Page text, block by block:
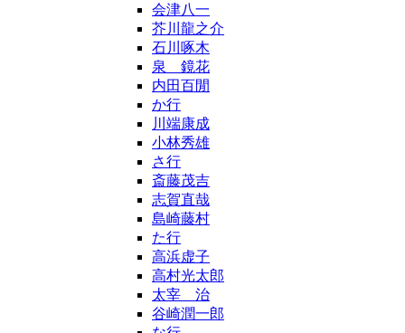
会津八一
芥川龍之介
石川啄木
泉 鏡花
内田百閒
か行
川端康成
小林秀雄
さ行
斎藤茂吉
志賀直哉
島崎藤村
た行
高浜虚子
高村光太郎
太宰 治
谷崎潤一郎